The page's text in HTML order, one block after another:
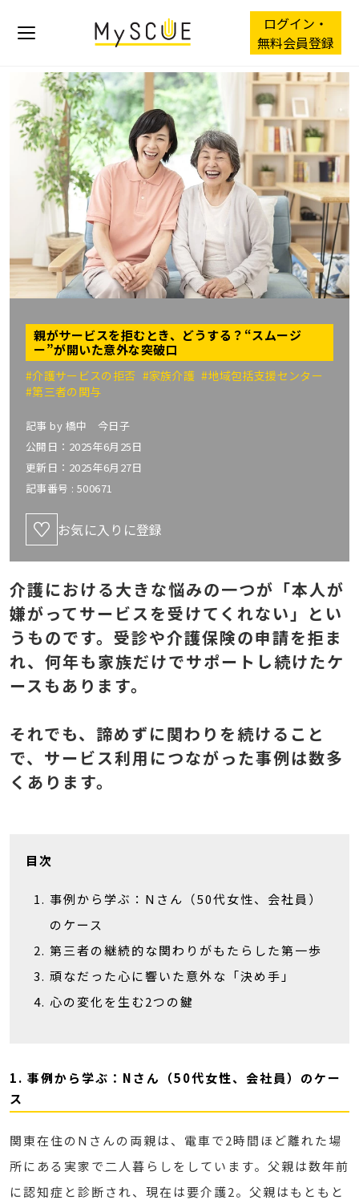
ログイン・
無料会員登録
親がサービスを拒むとき、どうする？“スムージ
ー”が開いた意外な突破口
#介護サービスの拒否 #家族介護#地域包括支援センター
#第三者の関与
記事 by 橋中 今日子
公開日：2025年6月25日
更新日：2025年6月27日
記事番号 : 500671
お気に入りに登録
介護における大きな悩みの一つが「本人が
嫌がってサービスを受けてくれない」とい
うものです。受診や介護保険の申請を拒ま
れ、何年も家族だけでサポートし続けたケ
ースもあります。
それでも、諦めずに関わりを続けること
で、サービス利用につながった事例は数多
くあります。
目次
事例から学ぶ：Nさん（50代女性、会社員）
のケース
第三者の継続的な関わりがもたらした第一歩
頑なだった心に響いた意外な「決め手」
心の変化を生む2つの鍵
1. 事例から学ぶ：Nさん（50代女性、会社員）のケー
ス
関東在住のNさんの両親は、電車で2時間ほど離れた場
所にある実家で二人暮らしをしています。父親は数年前
に認知症と診断され、現在は要介護2。父親はもともと